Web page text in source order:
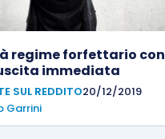
regime forfettario con
immediata
SUL REDDITO20/12/2019
Garrini